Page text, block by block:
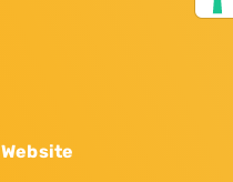
Website